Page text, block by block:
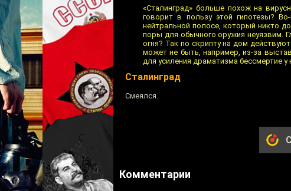
«Сталинград» больше похож на
говорит в пользу этой гипотезы?
нейтральной полосе, который никто
поры для обычного оружия неуязвим.
огня? Так по скрипту на дом
может не быть, например, из-за
для усиления драматизма бессмертие
Сталинград
Смеялся.
Комментарии